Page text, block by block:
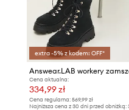
extra -5% z kodem: OFF*
Answear.LAB workery
Cena aktualna:
334,99 zł
Cena regularna: 569,99 zł
Najniższa cena z 30 dni przed obniżką: